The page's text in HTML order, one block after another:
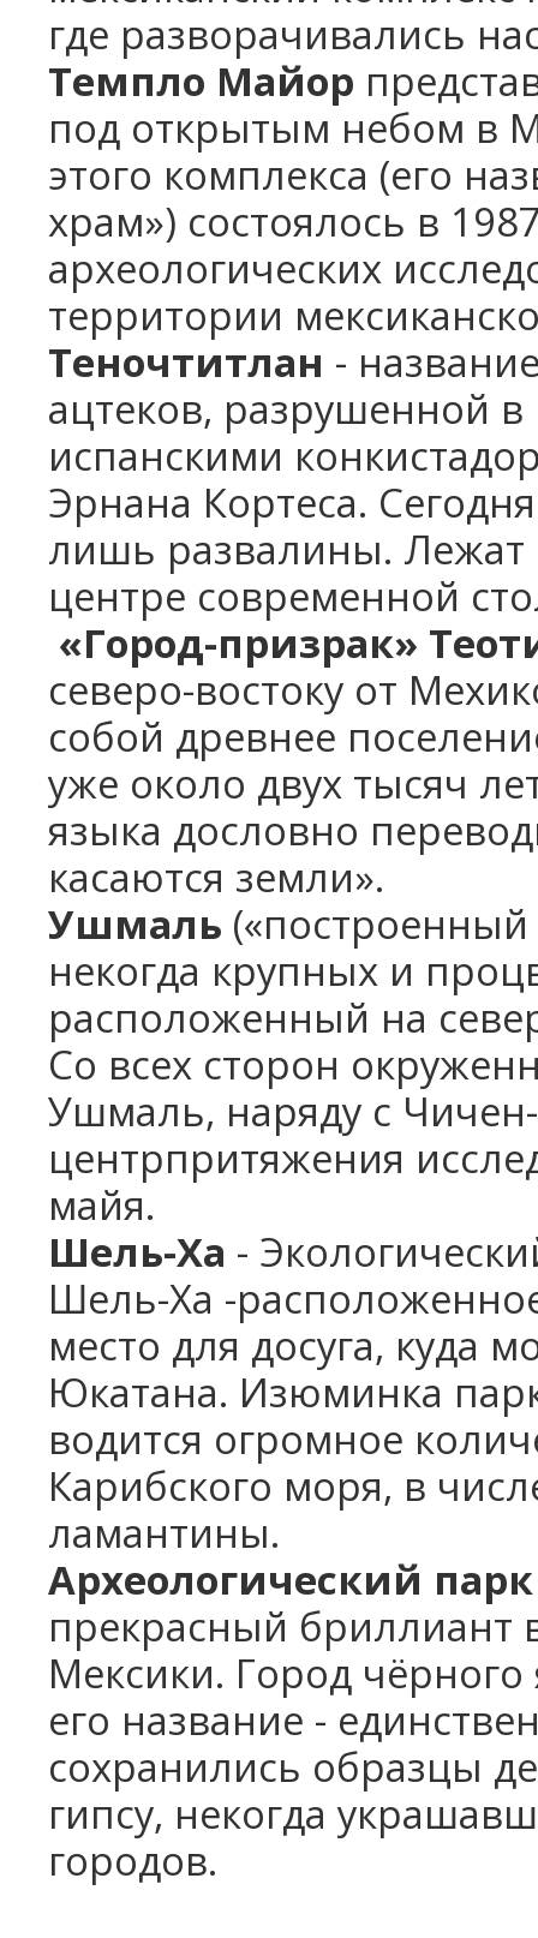
где разворачивались
Темпло Майор
под открытым небом в
этого комплекса (его
храм») состоялось в
археологических
территории
Теночтитлан -
ацтеков, разрушенной
испанскими
Эрнана Кортеса.
лишь развалины. Лежат
центре современной
«Город-призрак»
северо-востоку от
собой древнее
уже около двух тысяч
языка дословно
касаются земли».
Ушмаль
некогда крупных и
расположенный на
Со всех сторон
Ушмаль, наряду с
центрпритяжения
майя.
Шель-Ха -
Шель-Ха -
место для досуга, куда
Юкатана. Изюминка
водится огромное
Карибского моря, в
ламантины.
Археологический
прекрасный бриллиант
Мексики. Город чёрного
его название -
сохранились образцы
гипсу, некогда
городов.